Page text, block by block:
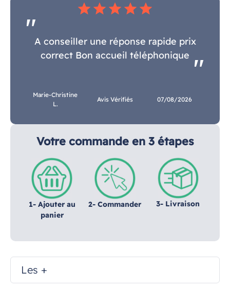
Votre commande en 3 étapes
1- Ajouter au
panier
2- Commander 3- Livraison
star star star star star
A conseiller une réponse rapide prix
correct Bon accueil téléphonique
Marie-Christine
L.
Avis Vérifiés 07/08/2026
Les +